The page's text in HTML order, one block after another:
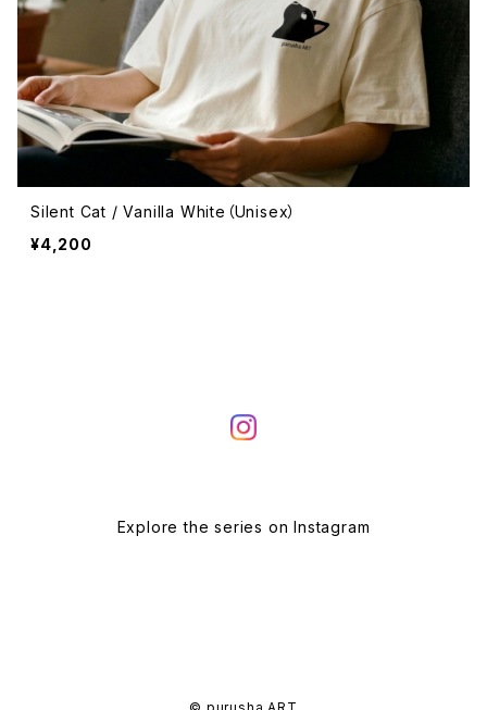
Silent Cat / Vanilla White（Unisex）
¥4,200
Explore the series on Instagram